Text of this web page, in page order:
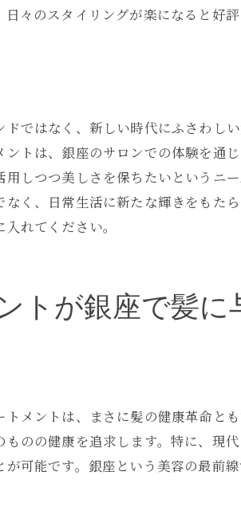
銀座のサロンが提供する
最先端技術で進化を遂
革新技術が導く髪の新し
銀座の施術者が語る技術
技術革新がもたらす長持
メテオトリートメントの
メテオトリートメントが銀
未知の美を引き出すトリ
新しい美の基準を創造す
銀座の美がもたらす、心
々のスタイリングが楽になると好
ではなく、新しい時代にふさわし
トは、銀座のサロンでの体験を通
しつつ美しさを保ちたいというニ
く、日常生活に新たな輝きをもた
れてください。
トが銀座で髪に
メントは、まさに髪の健康革命と
のの健康を追求します。特に、現
可能です。銀座という美容の最前